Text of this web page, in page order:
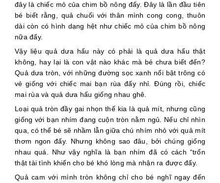
đây là chiếc mỏ của chim bồ nông đấy. Đây là lần đầu tiên
bé biết rằng, quả chuối với thân mình cong cong, thuôn
dài còn có hình dạng hệt như chiếc mỏ của chim bồ nông
nữa đấy.
Vậy liệu quả dưa hấu này có phải là quả dưa hấu thật
không, hay lại là con vật nào khác mà bé chưa biết đến?
Quả dưa tròn, với những đường sọc xanh nổi bật trông có
vẻ giống với chiếc mai bạn rùa đấy nhỉ. Đúng rồi, chiếc
mai rùa và quả dưa hấu giống nhau ghê.
Loại quả tròn đầy gai nhọn thế kia là quả mít, nhưng cũng
giống với bạn nhím đang cuộn tròn nằm ngủ. Nếu chỉ nhìn
qua, có thể bé sẽ nhầm lẫn giữa chú nhím nhỏ với quả mít
thơm ngon đấy. Nhưng không sao đâu, bởi chúng giống
nhau quá. Như vậy nghĩa là bạn nhím đã có cách “trốn
thật tài tình khiến cho bé khó lòng mà nhận ra được đấy.
Quả cam với mình tròn không chỉ cho bé nghĩ ngay đến